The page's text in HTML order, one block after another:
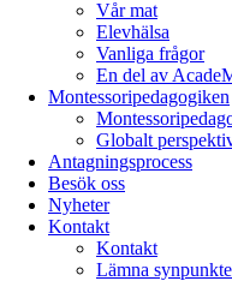
Vår mat
Elevhälsa
Vanliga frågor
En del av
Montessoripedagogiken
Globalt
Antagningsprocess
Besök oss
Nyheter
Kontakt
Kontakt
Lämna